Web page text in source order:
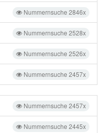
Nummernsuche 2846x
Nummernsuche 2528x
Nummernsuche 2526x
Nummernsuche 2457x
Nummernsuche 2457x
Nummernsuche 2445x